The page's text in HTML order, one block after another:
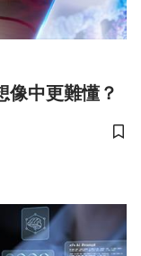
麼比想像中更難懂？
儲